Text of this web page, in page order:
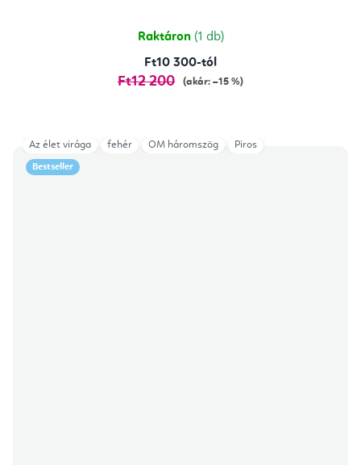
Raktáron (1 db)
Ft10 300-tól
Ft12 200 (akár: –15 %)
Bestseller
Az élet virága fehér OM háromszög Piros